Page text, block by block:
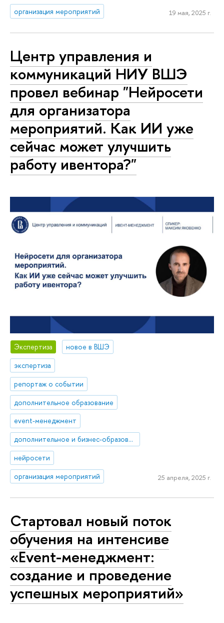
организация мероприятий 19 мая, 2025 г.
Центр управления и
коммуникаций НИУ ВШЭ
провел вебинар "Нейросети
для ор­га­ни­за­то­ра
мероприятий. Как ИИ уже
сейчас может улучшить
работу ивентора?"
Экспертиза
новое в ВШЭ
экспертиза
репортаж о событии
дополнительное образование
event-менеджмент
дополнительное и бизнес-образование
нейросети
организация мероприятий
25 апреля, 2025 г.
Стартовал новый поток
обучения на интенсиве
«Event-менеджмент:
создание и проведение
успешных мероприятий»